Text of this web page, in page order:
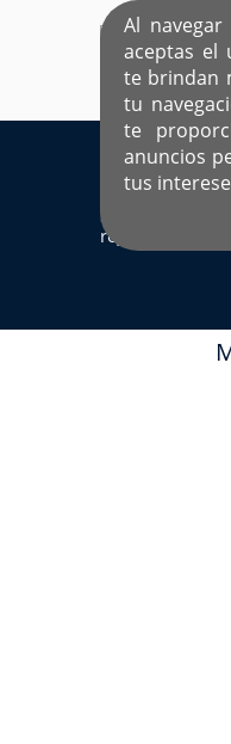
Al
aceptas el
te brindan
tu
te
anuncios
tus
EL ÚNICO
Sí ya estás
registrado